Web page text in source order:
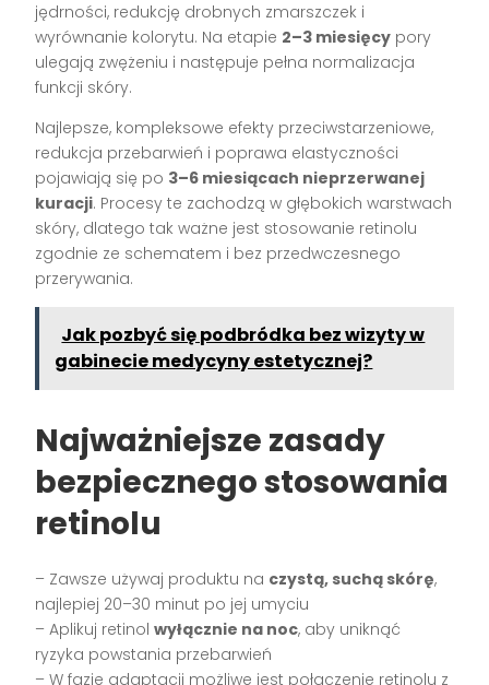
jędrności, redukcję drobnych zmarszczek i
wyrównanie kolorytu. Na etapie 2–3 miesięcy pory
ulegają zwężeniu i następuje pełna normalizacja
funkcji skóry.
Najlepsze, kompleksowe efekty przeciwstarzeniowe,
redukcja przebarwień i poprawa elastyczności
pojawiają się po 3–6 miesiącach nieprzerwanej
kuracji. Procesy te zachodzą w głębokich warstwach
skóry, dlatego tak ważne jest stosowanie retinolu
zgodnie ze schematem i bez przedwczesnego
przerywania.
Jak pozbyć się podbródka bez wizyty w
gabinecie medycyny estetycznej?
Najważniejsze zasady
bezpiecznego stosowania
retinolu
– Zawsze używaj produktu na czystą, suchą skórę,
najlepiej 20–30 minut po jej umyciu
– Aplikuj retinolwyłącznie na noc, aby uniknąć
ryzyka powstania przebarwień
– W fazie adaptacji możliwe jest połączenie retinolu z